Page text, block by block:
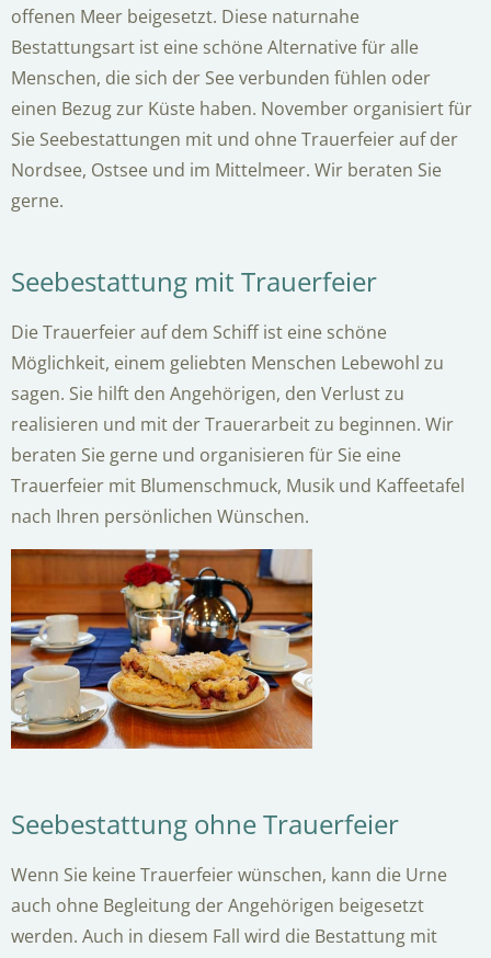
offenen Meer beigesetzt. Diese naturnahe
Bestattungsart ist eine schöne Alternative für alle
Menschen, die sich der See verbunden fühlen oder
einen Bezug zur Küste haben. November organisiert für
Sie Seebestattungen mit und ohne Trauerfeier auf der
Nordsee, Ostsee und im Mittelmeer. Wir beraten Sie
gerne.
Seebestattung mit Trauerfeier
Die Trauerfeier auf dem Schiff ist eine schöne
Möglichkeit, einem geliebten Menschen Lebewohl zu
sagen. Sie hilft den Angehörigen, den Verlust zu
realisieren und mit der Trauerarbeit zu beginnen. Wir
beraten Sie gerne und organisieren für Sie eine
Trauerfeier mit Blumenschmuck, Musik und Kaffeetafel
nach Ihren persönlichen Wünschen.
Seebestattung ohne Trauerfeier
Wenn Sie keine Trauerfeier wünschen, kann die Urne
auch ohne Begleitung der Angehörigen beigesetzt
werden. Auch in diesem Fall wird die Bestattung mit